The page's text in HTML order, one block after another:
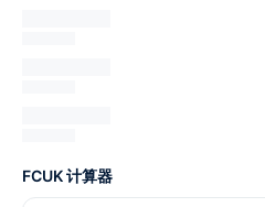
FCUK 计算器